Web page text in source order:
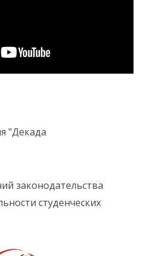
"Декада
законодательства
студенческих